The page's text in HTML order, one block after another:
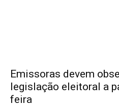
Emissoras devem
legislação eleitoral a
feira